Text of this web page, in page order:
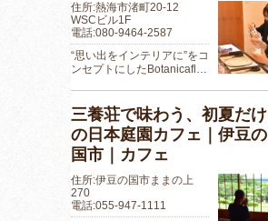
住所:熱海市渚町20-12
WSCビル1F
電話:080-9464-2587
“思い出をインテリアに”をコ
ンセプトにしたBotanicafl…
三養荘で味わう、初夏だけ
の日本庭園カフェ｜伊豆の
国市｜カフェ
住所:伊豆の国市ままの上
270
電話:055-947-1111